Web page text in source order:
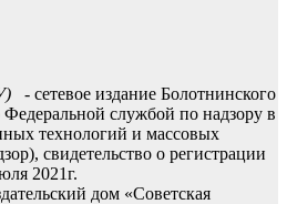
- сетевое издание Болотнинского
Федеральной службой по надзору в
технологий и массовых
свидетельство о регистрации
2021г.
дом «Советская